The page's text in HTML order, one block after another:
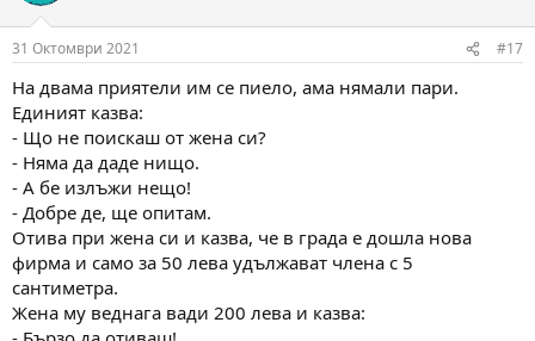
s
31 Октомври 2021 #17
На двама приятели им се пиело, ама нямали пари.
Единият казва:
- Що не поискаш от жена си?
- Няма да даде нищо.
- А бе излъжи нещо!
- Добре де, ще опитам.
Отива при жена си и казва, че в града е дошла нова
фирма и само за 50 лева удължават члена с 5
сантиметра.
Жена му веднага вади 200 лева и казва: